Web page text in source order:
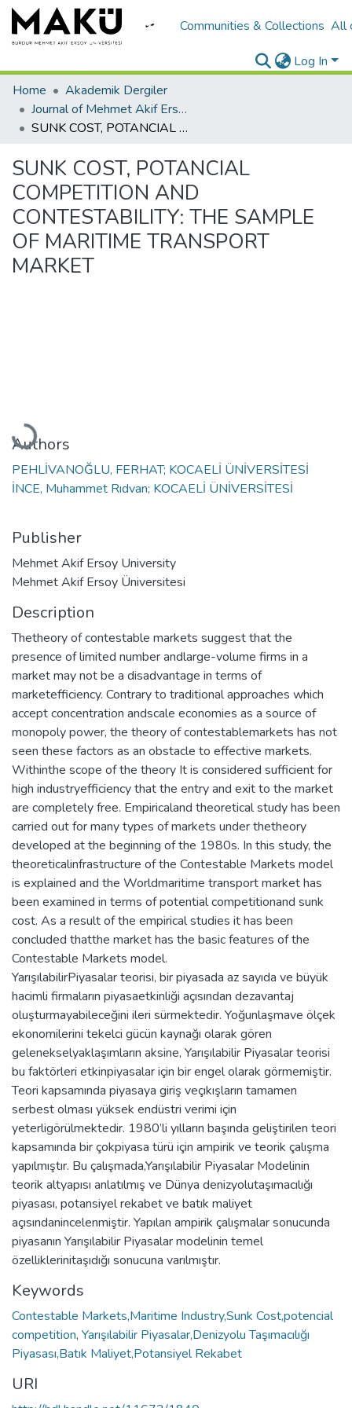
Communities & Collections All
Log In
Home
Akademik Dergiler
Journal of Mehmet Akif Ersoy University Economics and Administrative Sciences Faculty
SUNK COST, POTANCIAL COMPETITION AND CONTESTABILITY: THE SAMPLE OF MARITIME TRANSPORT MARKET
SUNK COST, POTANCIAL
COMPETITION AND
CONTESTABILITY: THE SAMPLE
OF MARITIME TRANSPORT
MARKET
Loading...
Authors
PEHLİVANOĞLU, FERHAT; KOCAELİ ÜNİVERSİTESİ
İNCE, Muhammet Rıdvan; KOCAELİ ÜNİVERSİTESİ
Publisher
Mehmet Akif Ersoy University
Mehmet Akif Ersoy Üniversitesi
Description
Thetheory of contestable markets suggest that the
presence of limited number andlarge-volume firms in a
market may not be a disadvantage in terms of
marketefficiency. Contrary to traditional approaches which
accept concentration andscale economies as a source of
monopoly power, the theory of contestablemarkets has not
seen these factors as an obstacle to effective markets.
Withinthe scope of the theory It is considered sufficient for
high industryefficiency that the entry and exit to the market
are completely free. Empiricaland theoretical study has been
carried out for many types of markets under thetheory
developed at the beginning of the 1980s. In this study, the
theoreticalinfrastructure of the Contestable Markets model
is explained and the Worldmaritime transport market has
been examined in terms of potential competitionand sunk
cost. As a result of the empirical studies it has been
concluded thatthe market has the basic features of the
Contestable Markets model.
YarışılabilirPiyasalar teorisi, bir piyasada az sayıda ve büyük
hacimli firmaların piyasaetkinliği açısından dezavantaj
oluşturmayabileceğini ileri sürmektedir. Yoğunlaşmave ölçek
ekonomilerini tekelci gücün kaynağı olarak gören
gelenekselyaklaşımların aksine, Yarışılabilir Piyasalar teorisi
bu faktörleri etkinpiyasalar için bir engel olarak görmemiştir.
Teori kapsamında piyasaya giriş veçıkışların tamamen
serbest olması yüksek endüstri verimi için
yeterligörülmektedir. 1980’li yılların başında geliştirilen teori
kapsamında bir çokpiyasa türü için ampirik ve teorik çalışma
yapılmıştır. Bu çalışmada,Yarışılabilir Piyasalar Modelinin
teorik altyapısı anlatılmış ve Dünya denizyolutaşımacılığı
piyasası, potansiyel rekabet ve batık maliyet
açısındanincelenmiştir. Yapılan ampirik çalışmalar sonucunda
piyasanın Yarışılabilir Piyasalar modelinin temel
özelliklerinitaşıdığı sonucuna varılmıştır.
Keywords
Contestable Markets,Maritime Industry,Sunk Cost,potencial
competition, Yarışılabilir Piyasalar,Denizyolu Taşımacılığı
Piyasası,Batık Maliyet,Potansiyel Rekabet
URI